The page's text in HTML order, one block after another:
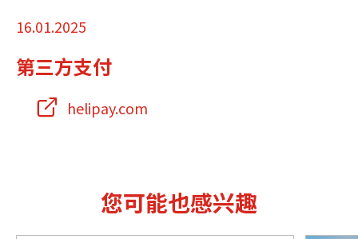
16.01.2025
第三方支付
helipay.com
您可能也感兴趣